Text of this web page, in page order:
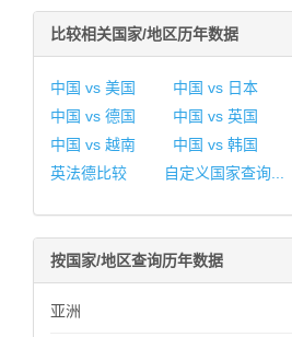
比较相关国家/地区历年数据
中国 vs 美国 中国 vs 日本
中国 vs 德国
中国 vs 英国
中国 vs 越南
中国 vs 韩国
英法德比较
自定义国家查询...
按国家/地区查询历年数据
亚洲